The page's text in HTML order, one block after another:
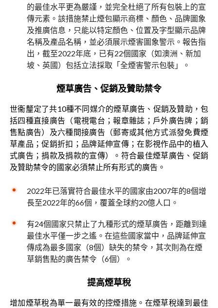
的最佳水平更為嚴謹，並完全杜絕了所有包裝上的宣
傳元素。該措施禁止煙包顯示商標、顏色、品牌圖象
及推廣信息，只能以特定顏色、位置及字型顯示品牌
名稱及產品名稱，並必須展示煙害圖象警示。報告指
出，截至2022年底，已有22個國家（如澳洲、新加
坡、英國）包括立法採取「全煙害警示包裝」。
煙草廣告、促銷及贊助禁令
世衞釐定了共10種不同媒介的煙草廣告、促銷及贊助，包
括四種直接廣告（電視電台；報章雜誌；戶外廣告牌；銷
售點廣告）及六種間接廣告（郵寄或其他方式派發免費煙
草產品；促銷折扣；品牌延伸宣傳；在影視作品中的植入
式廣告；捐款及捐款的宣傳）。符合最佳煙草廣告、促銷
及贊助禁令的國家必須禁止所有形式的廣告。
2022年已落實符合最佳水平的國家由2007年的8個增
長至2022年的66個，覆蓋全球約20億人口。
有24個國家只禁止了九種形式的煙草廣告，距離到達
最佳水平僅一步之遙。在這些國家當中，品牌延伸宣
傳成為最多國家（8個）缺失的禁令，其次則為在煙
草銷售點的廣告禁令（6個）。
提高煙草稅
增加煙草稅為單一最有效的控煙措施。在煙草稅達到最佳